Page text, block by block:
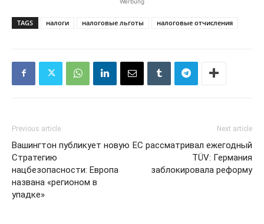
TAGS налоги налоговые льготы налоговые отчисления
Previous article
Вашингтон публикует новую
Стратегию
нацбезопасности: Европа
названа «регионом в
упадке»
Next article
ЕС рассматривал ежегодный
TÜV: Германия
заблокировала реформу